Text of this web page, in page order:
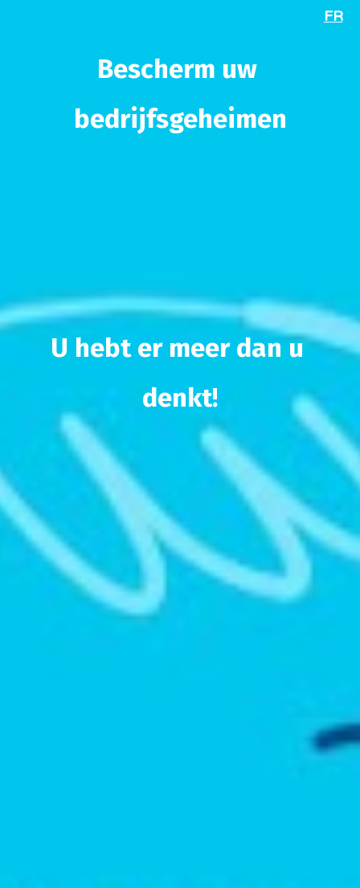
FR
Bescherm uw
bedrijfsgeheimen
U hebt er meer dan u
denkt!